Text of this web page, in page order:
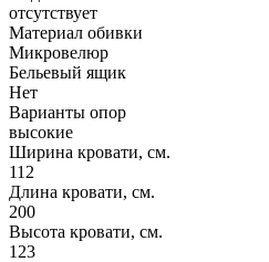
отсутствует
Материал обивки
Микровелюр
Бельевый ящик
Нет
Варианты опор
высокие
Ширина кровати, см.
112
Длина кровати, см.
200
Высота кровати, см.
123